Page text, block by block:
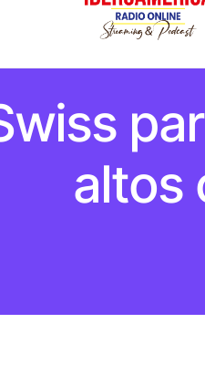
altos